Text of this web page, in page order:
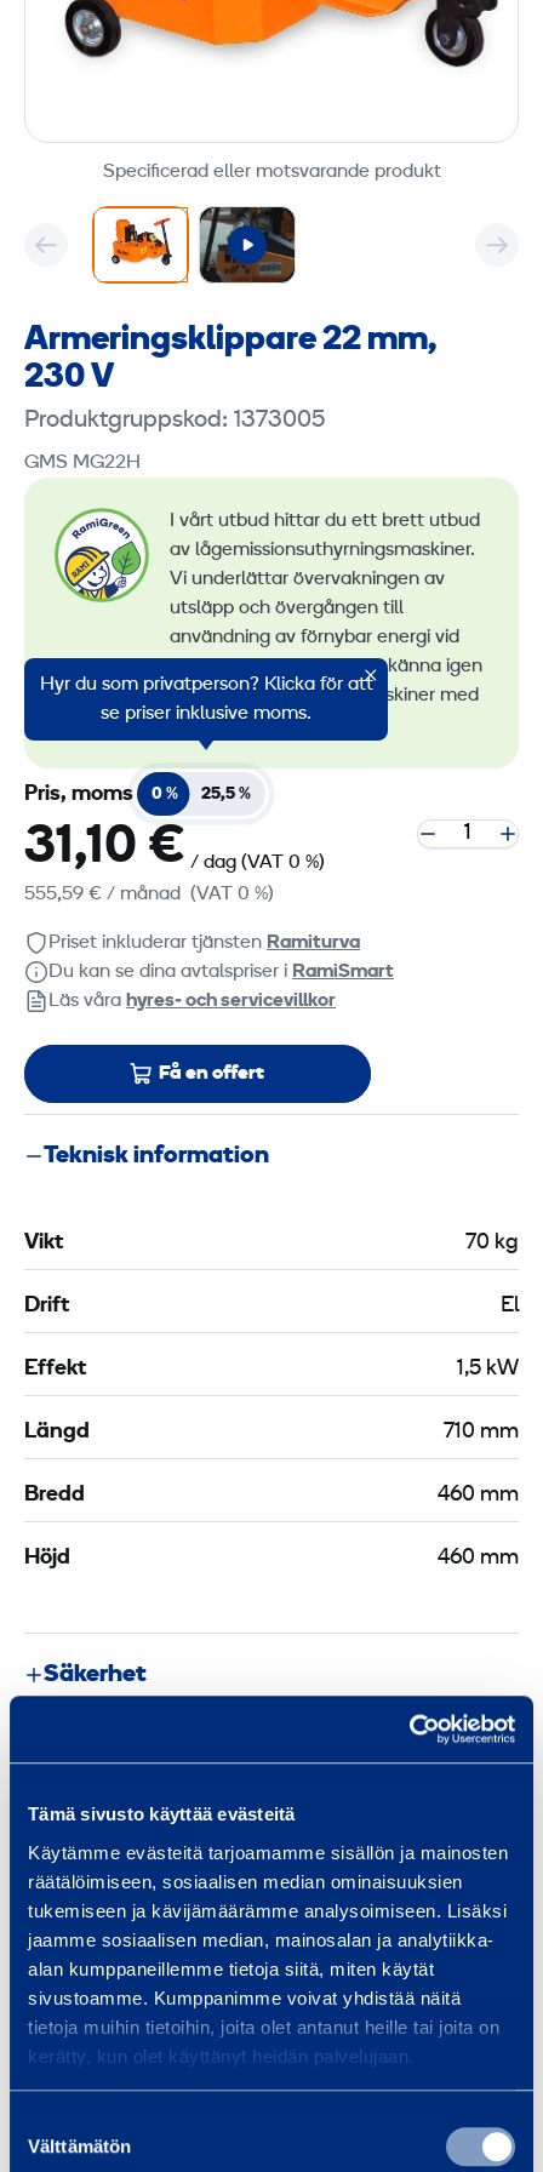
Tämä sivusto käyttää evästeitä
Käytämme evästeitä tarjoamamme sisällön ja mainosten
räätälöimiseen, sosiaalisen median ominaisuuksien
tukemiseen ja kävijämäärämme analysoimiseen. Lisäksi
jaamme sosiaalisen median, mainosalan ja analytiikka-
alan kumppaneillemme tietoja siitä, miten käytät
sivustoamme. Kumppanimme voivat yhdistää näitä
tietoja muihin tietoihin, joita olet antanut heille tai joita on
kerätty, kun olet käyttänyt heidän palvelujaan.
valinta
Välttämätön
Specificerad eller motsvarande produkt
Armeringsklippare 22 mm,
230 V
Produktgruppskod: 1373005
GMS MG22H
I vårt utbud hittar du ett brett utbud
av lågemissionsuthyrningsmaskiner.
Vi underlättar övervakningen av
utsläpp och övergången till
användning av förnybar energi vid
maskinuthyrning. Du kan känna igen
alla våra lågemissionsmaskiner med
RamiGreen-märket
Hyr du som privatperson? Klicka för att
se priser inklusive moms.
Pris, moms 0 % 25,5 %
31,10 € / dag (VAT 0 %)
555,59 € / månad (VAT 0 %)
Priset inkluderar tjänsten Ramiturva
Du kan se dina avtalspriser i RamiSmart
Läs våra hyres‑ och servicevillkor
Få en offert
Teknisk information
Vikt 70 kg
Drift El
Effekt 1,5 kW
Längd 710 mm
Bredd 460 mm
Höjd 460 mm
Säkerhet
m
e
r
i
n